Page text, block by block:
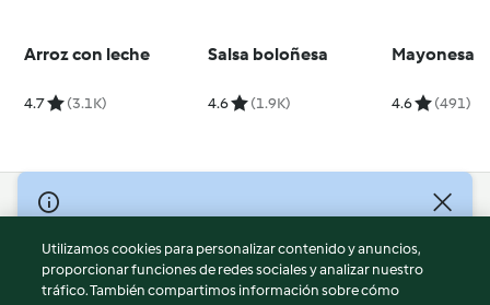
Arroz con leche
4.7 (3.1K)
Salsa boloñesa
4.6 (1.9K)
Mayonesa
4.6 (491)
© Copyright 2026
Términos de uso
Política de privacidad
Utilizamos cookies para personalizar contenido y anuncios,
proporcionar funciones de redes sociales y analizar nuestro
tráfico. También compartimos información sobre cómo